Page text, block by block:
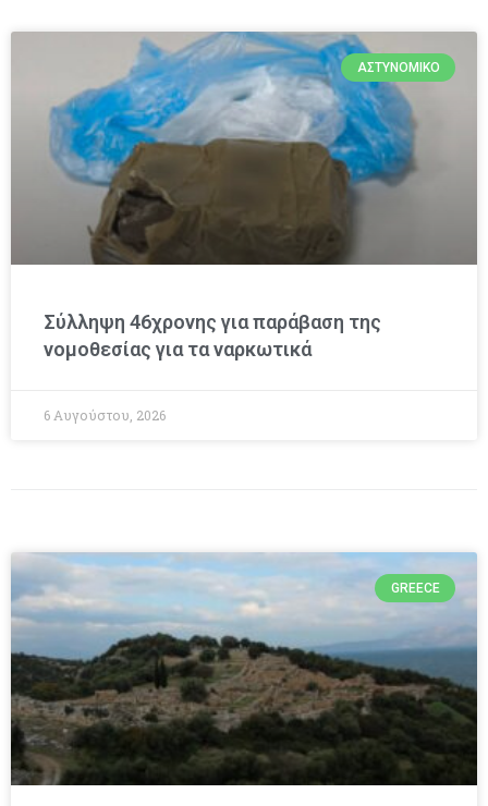
ΑΣΤΥΝΟΜΙΚΌ
Σύλληψη 46χρονης για παράβαση της
νομοθεσίας για τα ναρκωτικά
6 Αυγούστου, 2026
GREECE